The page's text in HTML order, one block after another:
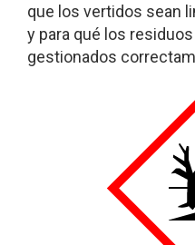
que los vertidos sean
y para qué los
gestionados